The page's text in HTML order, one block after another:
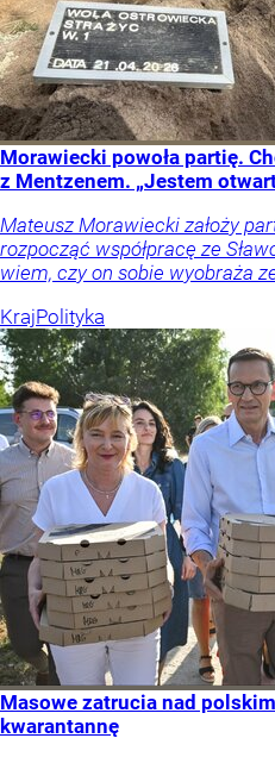
Morawiecki powoła partię.
z Mentzenem. „Jestem
Mateusz Morawiecki założy
rozpocząć współpracę ze
wiem, czy on sobie wyobraża
KrajPolityka
Masowe zatrucia nad
kwarantannę